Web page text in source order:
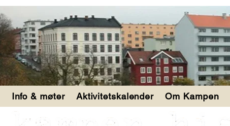
Info & møter Aktivitetskalender Om Kampen